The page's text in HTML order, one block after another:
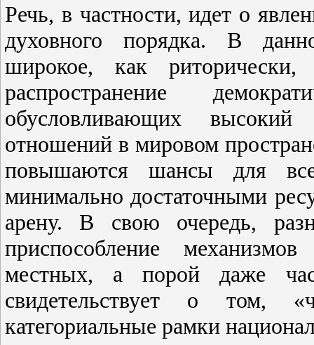
Речь, в частности, идет о
духовного порядка. В
широкое, как
распространение
обусловливающих
отношений в мировом
повышаются шансы для
минимально достаточными
арену. В свою очередь,
приспособление
местных, а порой даже
свидетельствует о том,
категориальные рамки